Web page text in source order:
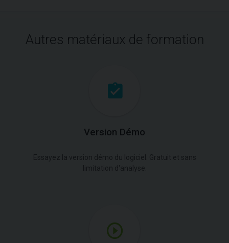
Autres matériaux de formation
Version Démo
Essayez la version démo du logiciel. Gratuit et sans
limitation d'analyse.